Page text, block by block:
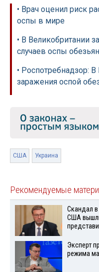
• Врач оценил риск
оспы в мире
• В Великобритании
случаев оспы обезьян
• Роспотребнадзор:
заражения оспой
США Украина
Рекомендуемые
Скандал
США
Эксперт
режима